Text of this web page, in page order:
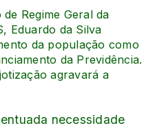
Regime Geral da
Eduardo da Silva
da população como
da Previdência.
agravará a
necessidade